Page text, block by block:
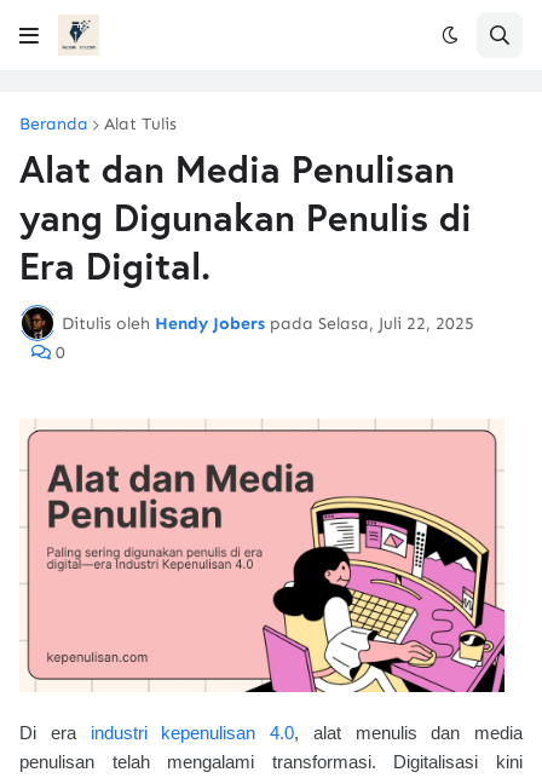
Beranda Alat Tulis
Alat dan Media Penulisan
yang Digunakan Penulis di
Era Digital.
Ditulis oleh Hendy Jobers pada Selasa, Juli 22, 2025
0
Di era industri kepenulisan 4.0, alat menulis dan media
penulisan telah mengalami transformasi. Digitalisasi kini